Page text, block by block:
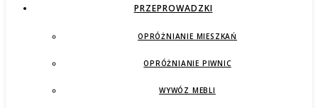
PRZEPROWADZKI
OPRÓŻNIANIE MIESZKAŃ
OPRÓŻNIANIE PIWNIC
WYWÓZ MEBLI